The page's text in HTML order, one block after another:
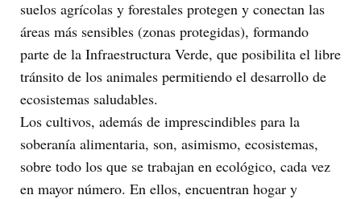
suelos agrícolas y forestales protegen y conectan las
áreas más sensibles (zonas protegidas), formando
parte de la Infraestructura Verde, que posibilita el libre
tránsito de los animales permitiendo el desarrollo de
ecosistemas saludables.
Los cultivos, además de imprescindibles para la
soberanía alimentaria, son, asimismo, ecosistemas,
sobre todo los que se trabajan en ecológico, cada vez
en mayor número. En ellos, encuentran hogar y